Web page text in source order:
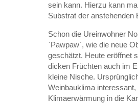
sein kann. Hierzu kann
Substrat der anstehenden
Schon die Ureinwohner
`Pawpaw`, wie die neue
geschätzt. Heute eröffnet
dicken Früchten auch im
kleine Nische.
Weinbauklima interessant,
Klimaerwärmung in die